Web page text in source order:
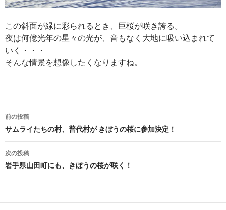
この斜面が緑に彩られるとき、巨桜が咲き誇る。
夜は何億光年の星々の光が、音もなく大地に吸い込まれて
いく・・・
そんな情景を想像したくなりますね。
投
稿
ナ
ビ
ゲ
ー
前の投稿
サムライたちの村、普代村が きぼうの桜に参加決定！
次の投稿
岩手県山田町にも、きぼうの桜が咲く！